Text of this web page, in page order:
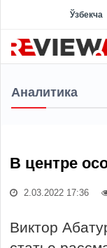
Ўзбекча
Аналитика
В центре
2.03.2022 17:36
Виктор